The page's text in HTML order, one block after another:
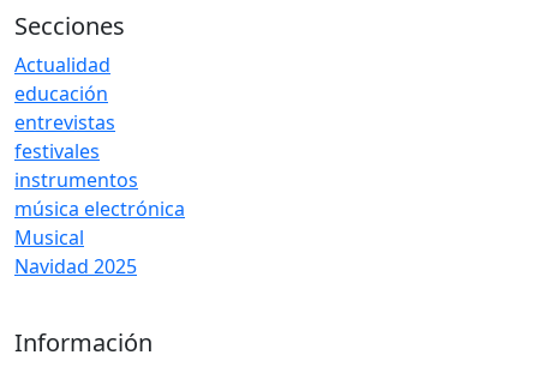
Secciones
Actualidad
educación
entrevistas
festivales
instrumentos
música electrónica
Musical
Navidad 2025
Información